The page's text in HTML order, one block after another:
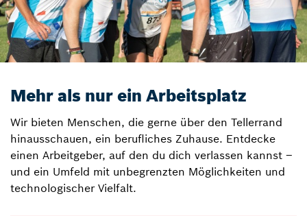
Mehr als nur ein Arbeitsplatz
Wir bieten Menschen, die gerne über den Tellerrand
hinausschauen, ein berufliches Zuhause. Entdecke
einen Arbeitgeber, auf den du dich verlassen kannst –
und ein Umfeld mit unbegrenzten Möglichkeiten und
technologischer Vielfalt.